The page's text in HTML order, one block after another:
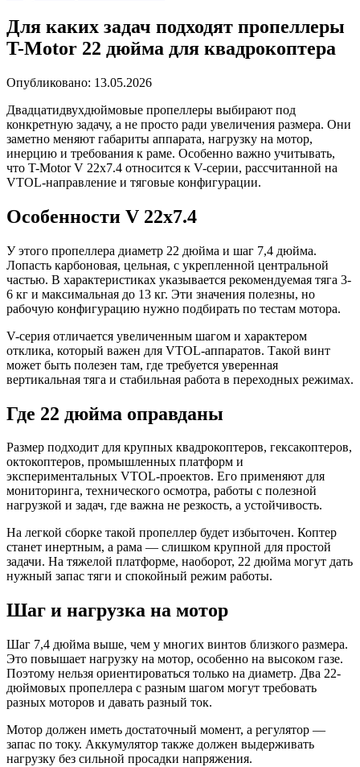
Для каких задач подходят пропеллеры
T-Motor 22 дюйма для квадрокоптера
Опубликовано: 13.05.2026
Двадцатидвухдюймовые пропеллеры выбирают под
конкретную задачу, а не просто ради увеличения размера. Они
заметно меняют габариты аппарата, нагрузку на мотор,
инерцию и требования к раме. Особенно важно учитывать,
что T-Motor V 22x7.4 относится к V-серии, рассчитанной на
VTOL-направление и тяговые конфигурации.
Особенности V 22x7.4
У этого пропеллера диаметр 22 дюйма и шаг 7,4 дюйма.
Лопасть карбоновая, цельная, с укрепленной центральной
частью. В характеристиках указывается рекомендуемая тяга 3-
6 кг и максимальная до 13 кг. Эти значения полезны, но
рабочую конфигурацию нужно подбирать по тестам мотора.
V-серия отличается увеличенным шагом и характером
отклика, который важен для VTOL-аппаратов. Такой винт
может быть полезен там, где требуется уверенная
вертикальная тяга и стабильная работа в переходных режимах.
Где 22 дюйма оправданы
Размер подходит для крупных квадрокоптеров, гексакоптеров,
октокоптеров, промышленных платформ и
экспериментальных VTOL-проектов. Его применяют для
мониторинга, технического осмотра, работы с полезной
нагрузкой и задач, где важна не резкость, а устойчивость.
На легкой сборке такой пропеллер будет избыточен. Коптер
станет инертным, а рама — слишком крупной для простой
задачи. На тяжелой платформе, наоборот, 22 дюйма могут дать
нужный запас тяги и спокойный режим работы.
Шаг и нагрузка на мотор
Шаг 7,4 дюйма выше, чем у многих винтов близкого размера.
Это повышает нагрузку на мотор, особенно на высоком газе.
Поэтому нельзя ориентироваться только на диаметр. Два 22-
дюймовых пропеллера с разным шагом могут требовать
разных моторов и давать разный ток.
Мотор должен иметь достаточный момент, а регулятор —
запас по току. Аккумулятор также должен выдерживать
нагрузку без сильной просадки напряжения.